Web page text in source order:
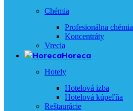
Chémia
Profesionálna chémia
Koncentráty
Vrecia
Horeca
Hotely
Hotelová izba
Hotelová kúpeľňa
Reštaurácie